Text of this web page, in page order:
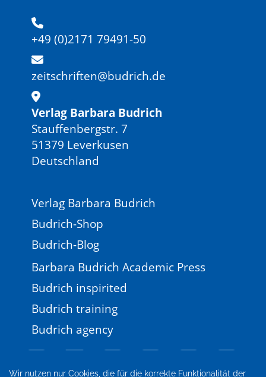
Wir nutzen nur Cookies, die für die korrekte Funktionalität der
+49 (0)2171 79491-50
zeitschriften@budrich.de
Verlag Barbara Budrich
Stauffenbergstr. 7
51379 Leverkusen
Deutschland
Verlag Barbara Budrich
Budrich-Shop
Budrich-Blog
Barbara Budrich Academic Press
Budrich inspirited
Budrich training
Budrich agency